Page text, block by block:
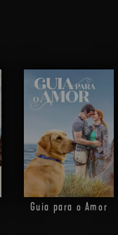
Guia para o Amor